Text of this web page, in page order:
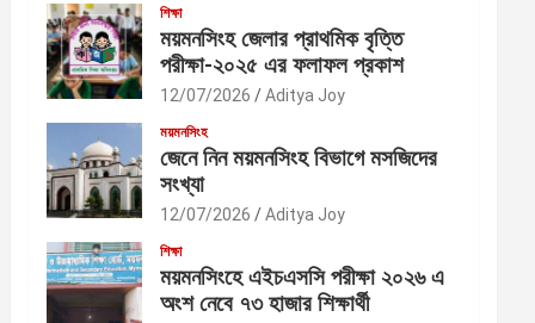
শিক্ষা
ময়মনসিংহ জেলার প্রাথমিক বৃত্তি
পরীক্ষা-২০২৫ এর ফলাফল প্রকাশ
12/07/2026 Aditya Joy
ময়মনসিংহ
জেনে নিন ময়মনসিংহ বিভাগে মসজিদের
সংখ্যা
12/07/2026 Aditya Joy
শিক্ষা
ময়মনসিংহে এইচএসসি পরীক্ষা ২০২৬ এ
অংশ নেবে ৭৩ হাজার শিক্ষার্থী